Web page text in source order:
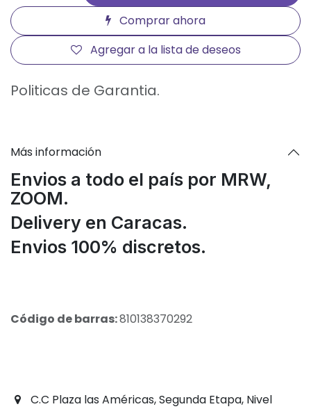
Comprar ahora
Agregar a la lista de deseos
Politicas de Garantia.
Más información
Envios a todo el país por MRW,
ZOOM.
Delivery en Caracas.
Envios 100% discretos.
Código de barras:810138370292
C.C Plaza las Américas, Segunda Etapa, Nivel